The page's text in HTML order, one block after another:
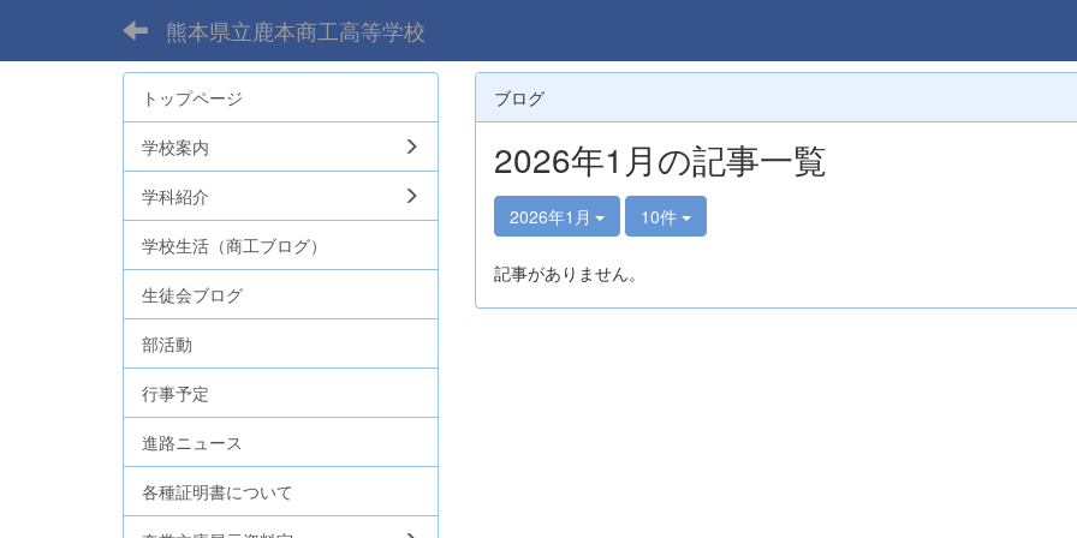
熊本県立鹿本商工高等学校
ブログ
2026年1月の記事一覧
2026年1月 10件
記事がありません。
トップページ
学校案内
学科紹介
学校生活（商工ブログ）
生徒会ブログ
部活動
行事予定
進路ニュース
各種証明書について